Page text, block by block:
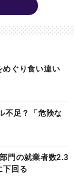
めぐり食い違い
不足？「危険な
門の就業者数2.3
回る